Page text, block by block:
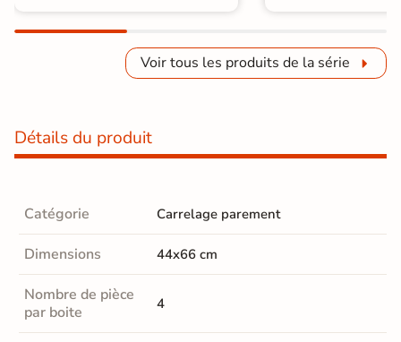
Voir tous les produits de la série
Détails du produit
Catégorie Carrelage parement
Dimensions 44x66 cm
Nombre de pièce
par boite
4